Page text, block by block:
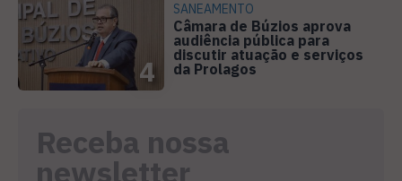
4
SANEAMENTO
Câmara de Búzios aprova
audiência pública para
discutir atuação e serviços
da Prolagos
Receba nossa
newsletter